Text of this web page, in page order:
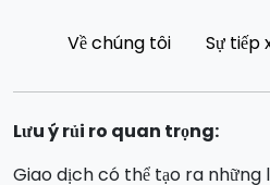
Về chúng tôi Sự tiếp
Lưu ý rủi ro quan trọng:
Giao dịch có thể tạo ra những